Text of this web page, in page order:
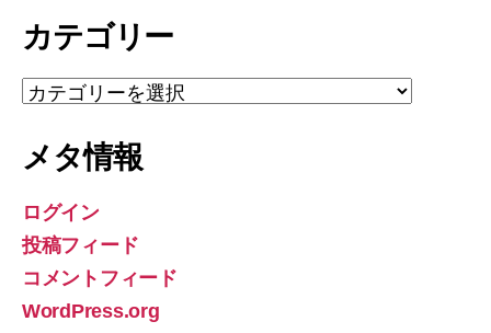
イ
カテゴリー
カ
テ
リ
メタ情報
ログイン
投稿フィード
コメントフィード
WordPress.org